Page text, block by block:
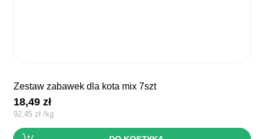
zestaw zabawek dla kota mix 7szt
18,49zł
92,45 zł /kg